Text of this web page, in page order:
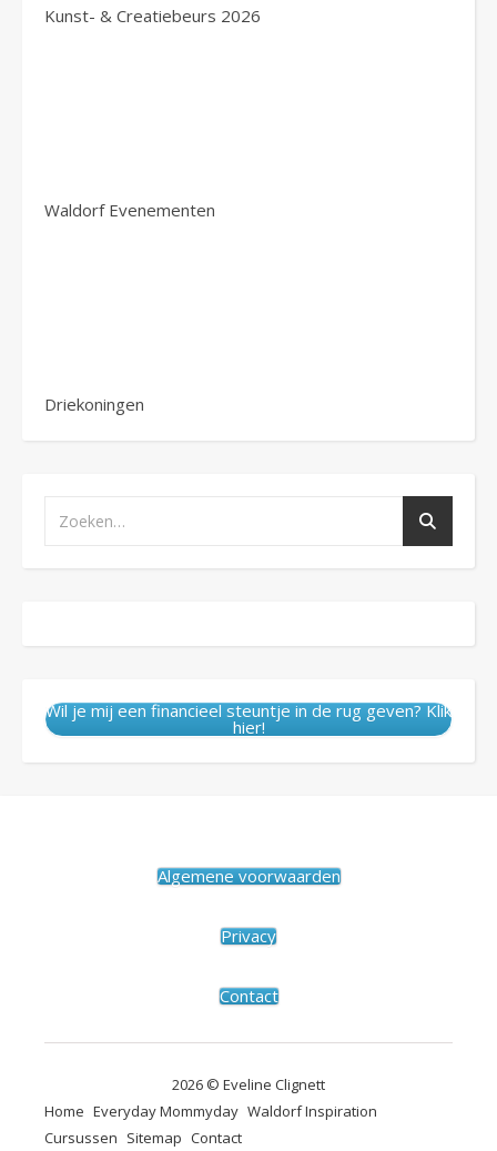
Kunst- & Creatiebeurs 2026
Waldorf Evenementen
Driekoningen
Wil je mij een financieel steuntje in de rug geven? Klik
hier!
Algemene voorwaarden
Privacy
Contact
2026 © Eveline Clignett
Home Everyday Mommyday Waldorf Inspiration
Cursussen Sitemap Contact